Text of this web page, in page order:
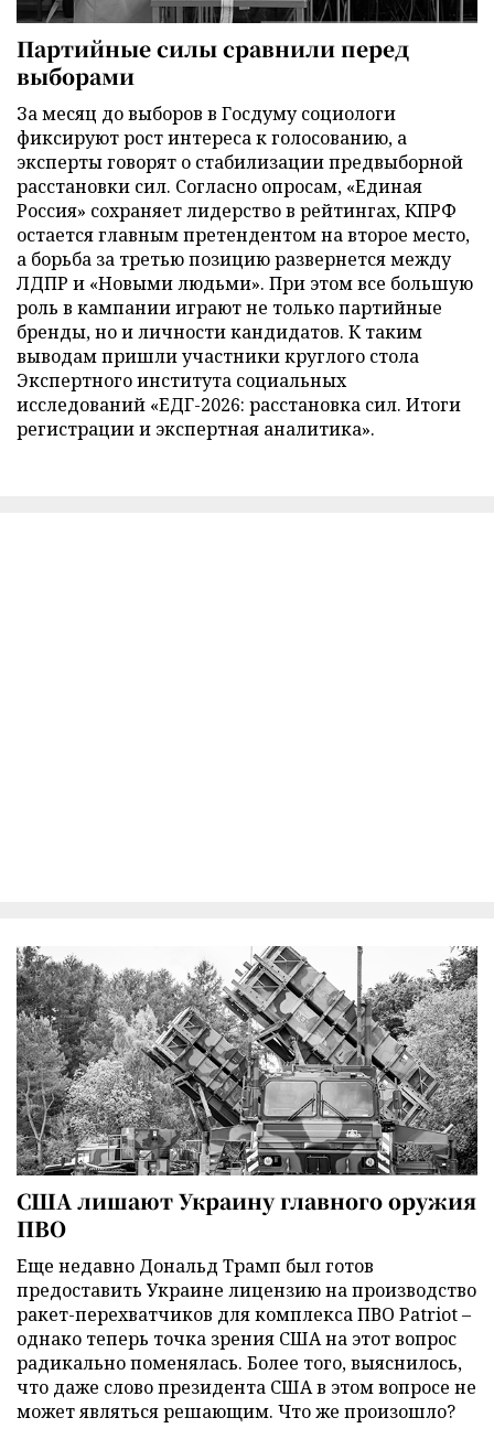
Партийные силы сравнили перед
выборами
За месяц до выборов в Госдуму социологи
фиксируют рост интереса к голосованию, а
эксперты говорят о стабилизации предвыборной
расстановки сил. Согласно опросам, «Единая
Россия» сохраняет лидерство в рейтингах, КПРФ
остается главным претендентом на второе место,
а борьба за третью позицию развернется между
ЛДПР и «Новыми людьми». При этом все большую
роль в кампании играют не только партийные
бренды, но и личности кандидатов. К таким
выводам пришли участники круглого стола
Экспертного института социальных
исследований «ЕДГ-2026: расстановка сил. Итоги
регистрации и экспертная аналитика».
США лишают Украину главного оружия
ПВО
Еще недавно Дональд Трамп был готов
предоставить Украине лицензию на производство
ракет-перехватчиков для комплекса ПВО Patriot –
однако теперь точка зрения США на этот вопрос
радикально поменялась. Более того, выяснилось,
что даже слово президента США в этом вопросе не
может являться решающим. Что же произошло?